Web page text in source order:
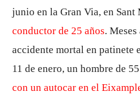
junio en la Gran Via, en Sant
conductor de 25 años.
accidente mortal en patinete
11 de enero, un hombre de
con un autocar en el